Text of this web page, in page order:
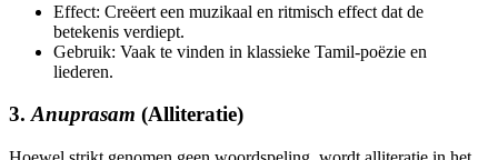
Effect: Creëert een muzikaal en ritmisch effect dat de
betekenis verdiept.
Gebruik: Vaak te vinden in klassieke Tamil-poëzie en
liederen.
3.Anuprasam (Alliteratie)